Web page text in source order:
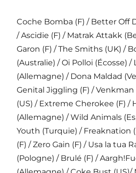
Coche Bomba (F) / Better Off
/ Ascidie (F) / Matrak Attakk
Garon (F) / The Smiths (UK) /
(Australie) / Oi Polloi (Écosse) /
(Allemagne) / Dona Maldad
Genital Jiggling (F) / Venkman
(US) / Extreme Cherokee (F) /
(Allemagne) / Wild Animals
Youth (Turquie) / Freaknation
(F) / Zero Gain (F) / Usa la tua
(Pologne) / Brulé (F) /